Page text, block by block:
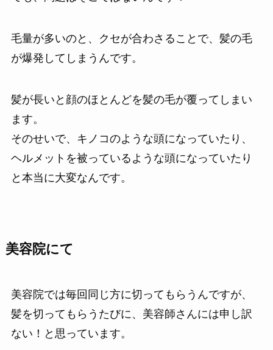
毛量が多いのと、クセが合わさることで、髪の毛
が爆発してしまうんです。
髪が長いと顔のほとんどを髪の毛が覆ってしまい
ます。
そのせいで、キノコのような頭になっていたり、
ヘルメットを被っているような頭になっていたり
と本当に大変なんです。
美容院にて
美容院では毎回同じ方に切ってもらうんですが、
髪を切ってもらうたびに、美容師さんには申し訳
ない！と思っています。